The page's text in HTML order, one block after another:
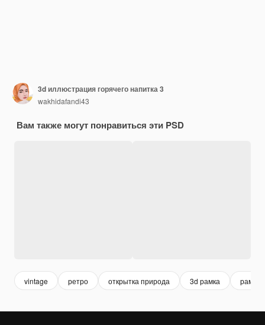
3d иллюстрация горячего напитка 3
wakhidafandi43
Вам также могут понравиться эти PSD
vintage ретро открытка природа 3d рамка рамка